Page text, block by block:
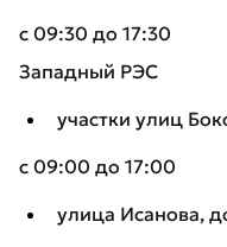
с 09:30 до 17:30
Западный РЭС
участки улиц
с 09:00 до 17:00
улица Исанова,